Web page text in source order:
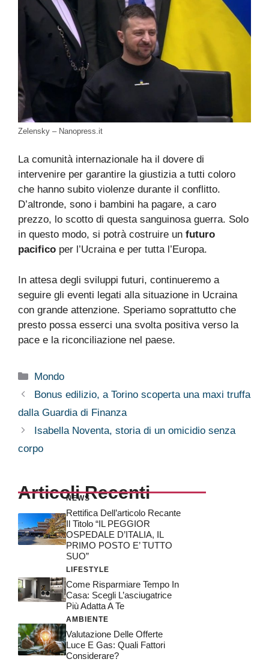
Zelensky – Nanopress.it
La comunità internazionale ha il dovere di
intervenire per garantire la giustizia a tutti coloro
che hanno subito violenze durante il conflitto.
D’altronde, sono i bambini ha pagare, a caro
prezzo, lo scotto di questa sanguinosa guerra. Solo
in questo modo, si potrà costruire un futuro
pacifico per l’Ucraina e per tutta l’Europa.
In attesa degli sviluppi futuri, continueremo a
seguire gli eventi legati alla situazione in Ucraina
con grande attenzione. Speriamo soprattutto che
presto possa esserci una svolta positiva verso la
pace e la riconciliazione nel paese.
Categorie
Mondo
Bonus edilizio, a Torino scoperta una maxi truffa
dalla Guardia di Finanza
Isabella Noventa, storia di un omicidio senza
corpo
Articoli Recenti
NEWS
Rettifica Dell’articolo Recante
Il Titolo “IL PEGGIOR
OSPEDALE D’ITALIA, IL
PRIMO POSTO E’ TUTTO
SUO”
LIFESTYLE
Come Risparmiare Tempo In
Casa: Scegli L’asciugatrice
Più Adatta A Te
AMBIENTE
Valutazione Delle Offerte
Luce E Gas: Quali Fattori
Considerare?